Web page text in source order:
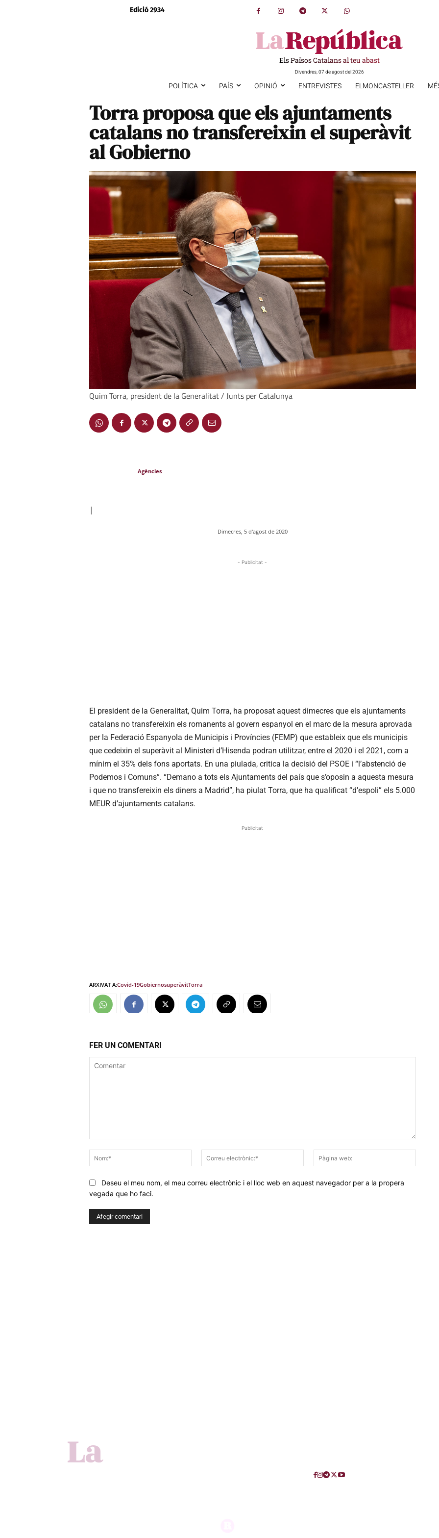
Edició 2934
Els Països Catalans al teu abast
Divendres, 07 de agost del 2026
POLÍTICA PAÍS OPINIÓ ENTREVISTES ELMONCASTELLER
Torra proposa que els ajuntaments
catalans no transfereixin el superàvit
al Gobierno
Quim Torra, president de la Generalitat / Junts per Catalunya
Agències
|
Dimecres, 5 d'agost de 2020
- Publicitat -
El president de la Generalitat, Quim Torra, ha proposat aquest dimecres que els ajuntaments
catalans no transfereixin els romanents al govern espanyol en el marc de la mesura aprovada
per la Federació Espanyola de Municipis i Províncies (FEMP) que estableix que els municipis
que cedeixin el superàvit al Ministeri d’Hisenda podran utilitzar, entre el 2020 i el 2021, com a
mínim el 35% dels fons aportats. En una piulada, critica la decisió del PSOE i “l’abstenció de
Podemos i Comuns”. “Demano a tots els Ajuntaments del país que s’oposin a aquesta mesura
i que no transfereixin els diners a Madrid”, ha piulat Torra, que ha qualificat “d’espoli” els 5.000
MEUR d’ajuntaments catalans.
Publicitat
ARXIVAT A:Covid-19GobiernosuperàvitTorra
FER UN COMENTARI
Nom:*
Correu
electrònic:*
web:
Deseu el meu nom, el meu correu electrònic i el lloc web en aquest navegador per a la propera
vegada que ho faci.